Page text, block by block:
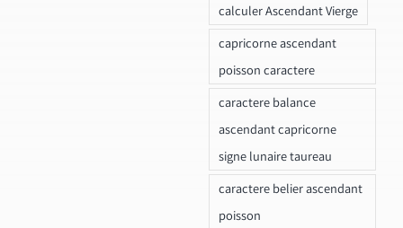
calculer Ascendant Vierge
capricorne ascendant
poisson caractere
caractere balance
ascendant capricorne
signe lunaire taureau
caractere belier ascendant
poisson